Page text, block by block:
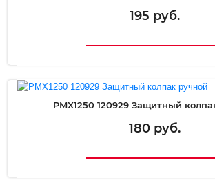
195 руб.
PMX1250 120929 Защитный
180 руб.